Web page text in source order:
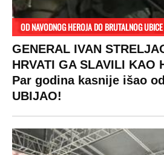
OD NAVODNOG HEROJA DO BRUTALNOG UBICE
GENERAL IVAN
HRVATI GA SLAVILI KAO
Par godina kasnije išao
UBIJAO!